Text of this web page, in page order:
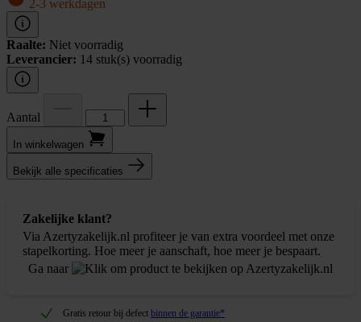
2-3 werkdagen
Raalte: Niet voorradig
Leverancier: 14 stuk(s) voorradig
Aantal
In winkel­wagen
Bekijk alle specificaties
Zakelijke klant?
Via Azertyzakelijk.nl profiteer je van extra voordeel met onze
stapelkorting. Hoe meer je aanschaft, hoe meer je bespaart.
Ga naar
Gratis retour bij defect binnen de garantie*